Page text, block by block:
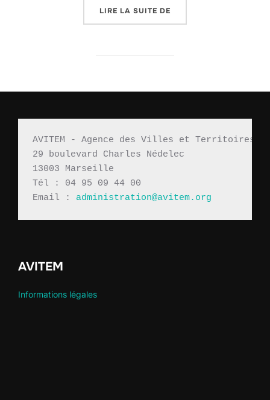
LIRE LA SUITE DE
AVITEM - Agence des Villes et Territoires
29 boulevard Charles Nédelec
13003 Marseille
Tél : 04 95 09 44 00
Email : administration@avitem.org
AVITEM
Informations légales